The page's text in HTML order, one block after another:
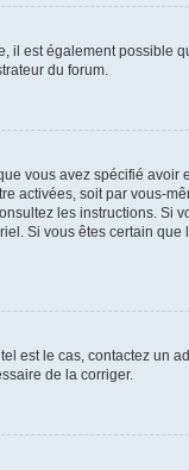
il est également possible
du forum.
vous avez spécifié avoir
activées, soit par vous-
les instructions. Si
Si vous êtes certain que
est le cas, contactez un
de la corriger.